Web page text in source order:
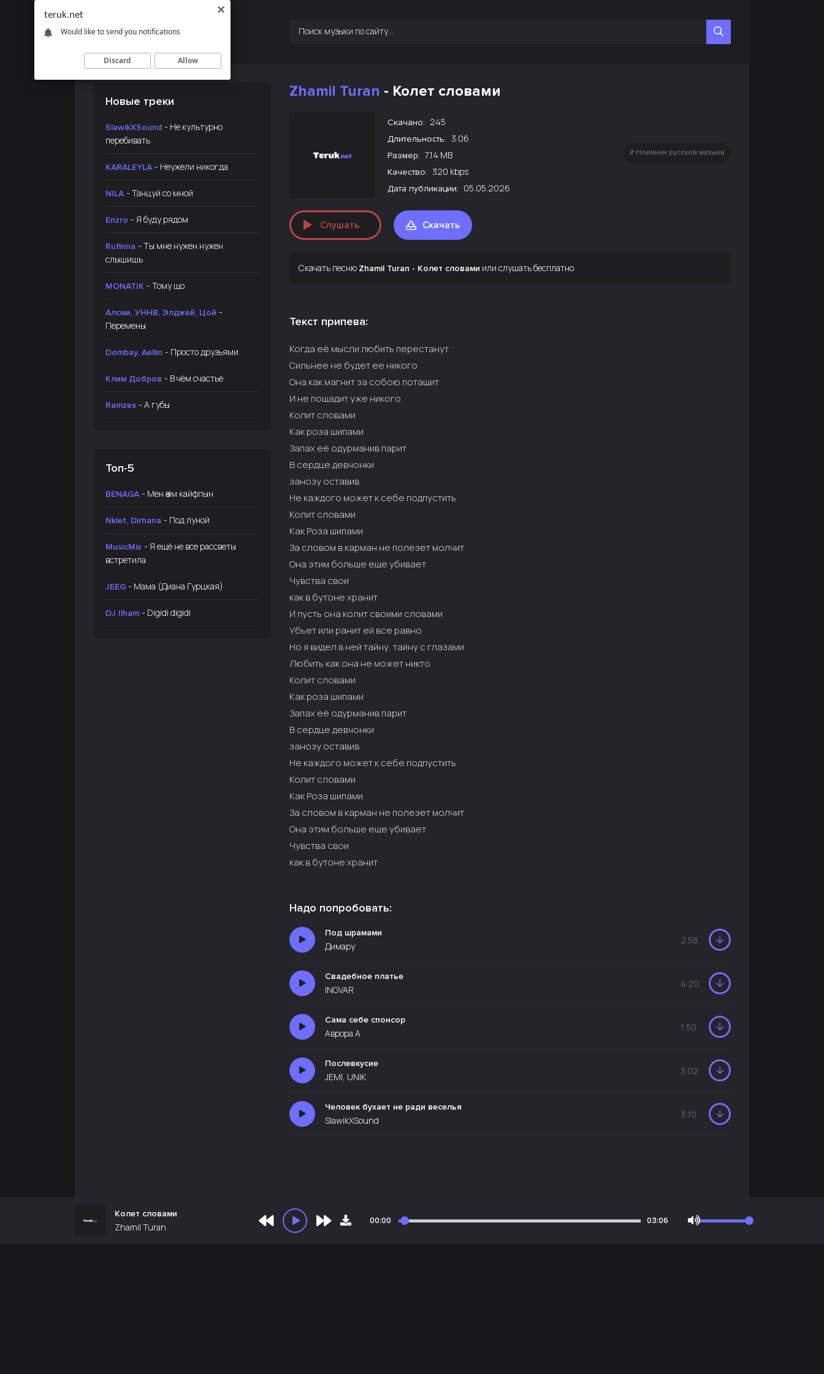
Новые треки
SlawikXSound - Не культурно
перебивать
KARALEYLA - Неужели никогда
NILA - Танцуй со мной
Enzro - Я буду рядом
Rufinna - Ты мне нужен нужен
слышишь
MONATIK - Тому що
Алсми, УННВ, Элджей, Цой -
Перемены
Dombay, Aellin - Просто друзьями
Клим Добров - В чём счастье
Ramzes - А губы
Топ-5
BENAGA - Мен өзім кайфпын
Nkiet, Dirhana - Под луной
MusicMix - Я ещё не все рассветы
встретила
JEEG - Мама (Диана Гурцкая)
DJ Ilham - Digidi digidi
Zhamil Turan - Колет словами
Скачано: 245
Длительность: 3:06
Размер: 7.14 MB
Качество: 320 kbps
Дата публикации: 05.05.2026
Новинки русской музыки
Слушать Скачать
Скачать песню Zhamil Turan - Колет словами или слушать бесплатно
Текст припева:
Когда её мысли любить перестанут
Сильнее не будет ее никого
Она как магнит за собою потащит
И не пощадит уже никого
Колит словами
Как роза шипами
Запах её одурманив парит
В сердце девчонки
занозу оставив
Не каждого может к себе подпустить
Колит словами
Как Роза шипами
За словом в карман не полезет молчит
Она этим больше еще убивает
Чувства свои
как в бутоне хранит
И пусть она колит своими словами
Убьет или ранит ей все равно
Но я видел в ней тайну, тайну с глазами
Любить как она не может никто
Колит словами
Как роза шипами
Запах её одурманив парит
В сердце девчонки
занозу оставив
Не каждого может к себе подпустить
Колит словами
Как Роза шипами
За словом в карман не полезет молчит
Она этим больше еще убивает
Чувства свои
как в бутоне хранит
Надо попробовать:
Под шрамами
Димару
2:58
Свадебное платье
INGVAR
4:20
Сама себе спонсор
Аврора А
1:50
Послевкусие
JEMI, UNIK
3:02
Человек бухает не ради веселья
SlawikXSound
3:10
Колет словами
Zhamil Turan
00:00 03:06
teruk.net
Would like to send you notifications
Discard Allow